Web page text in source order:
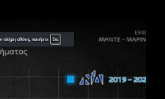
Υλικών της ΠΔ
με το υπ.αρ.πρωτ.
και το από 10-07-2025